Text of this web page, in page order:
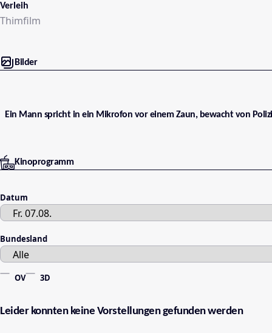
Verleih
Thimfilm
Bilder
Ein Mann spricht in ein Mikrofon vor einem Zaun, bewacht von
Kinoprogramm
Datum
Bundesland
OV 3D
Leider konnten keine Vorstellungen gefunden werden